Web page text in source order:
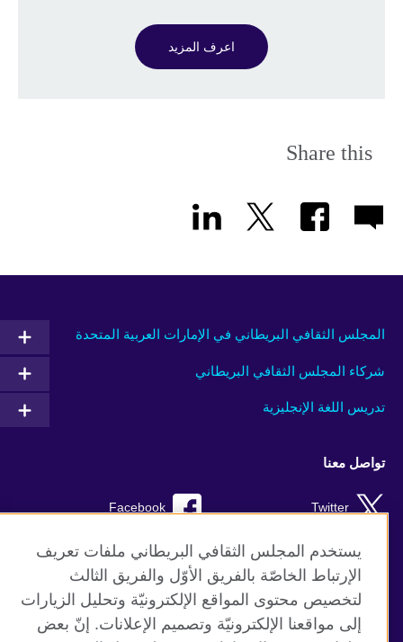
اعرف المزيد
Share this
المجلس الثقافي البريطاني في الإمارات العربية المتحدة
شركاء المجلس الثقافي البريطاني
تدريس اللغة الإنجليزية
تواصل معنا
Facebook Twitter
Instagram RSS
TikTok
يستخدم المجلس الثقافي البريطاني ملفات تعريف
الإرتباط الخاصّة بالفريق الأوّل والفريق الثالث
لتخصيص محتوى المواقع الإلكترونيّة وتحليل الزيارات
إلى مواقعنا الإلكترونيّة وتصميم الإعلانات. إنّ بعض